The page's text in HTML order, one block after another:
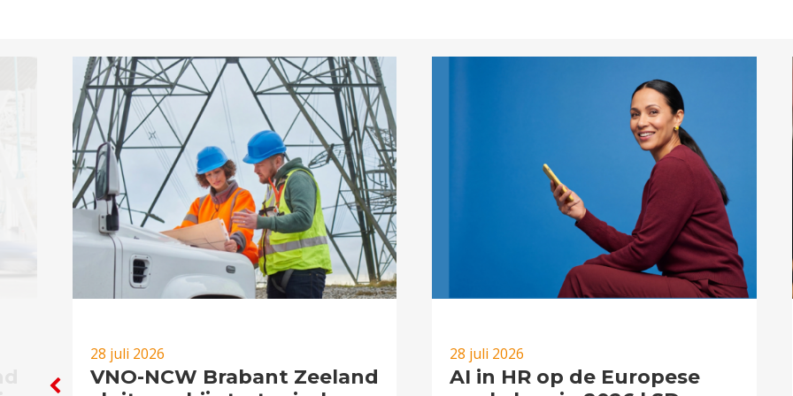
28 juli 2026
VNO-NCW Brabant Zeeland
28 juli 2026
AI in HR op de Europese